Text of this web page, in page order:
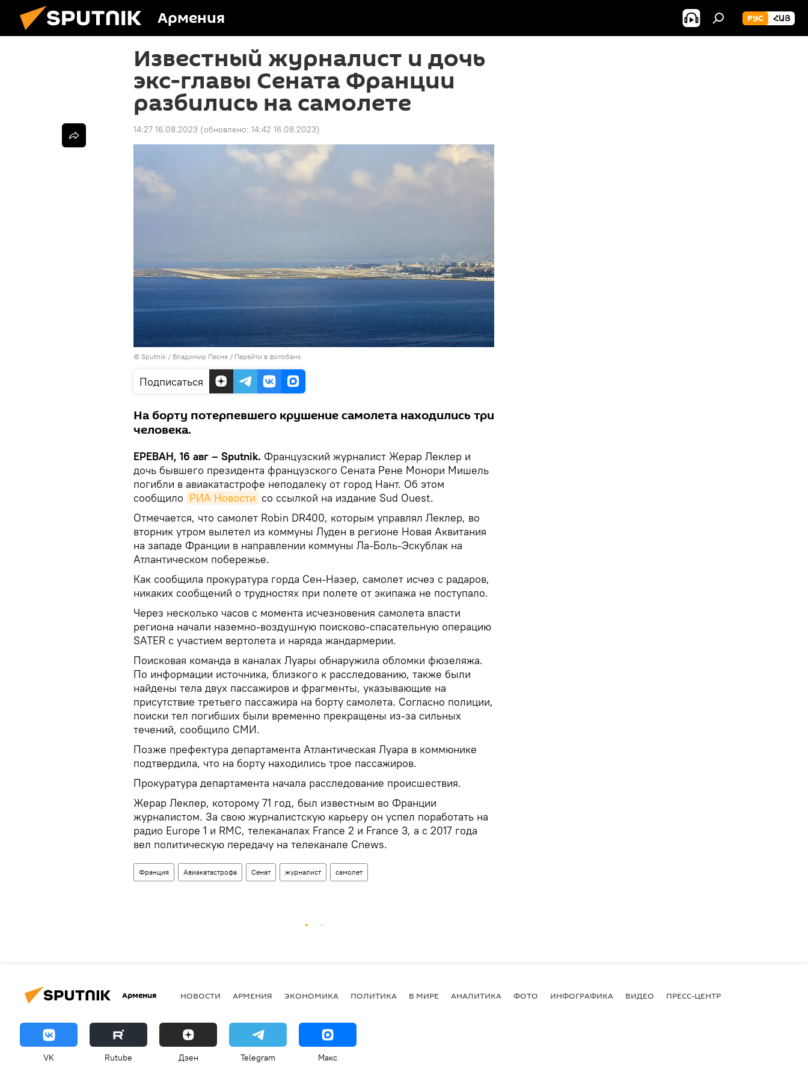
Армения РУС ՀԱՅ
Известный журналист и дочь
экс-главы Сената Франции
разбились на самолете
14:27 16.08.2023 (обновлено: 14:42 16.08.2023)
© Sputnik / Владимир Песня / Перейти в фотобанк
Подписаться
На борту потерпевшего крушение самолета находились три
человека.
ЕРЕВАН, 16 авг – Sputnik. Французский журналист Жерар Леклер и
дочь бывшего президента французского Сената Рене Монори Мишель
погибли в авиакатастрофе неподалеку от город Нант. Об этом
сообщило РИА Новости со ссылкой на издание Sud Ouest.
Отмечается, что самолет Robin DR400, которым управлял Леклер, во
вторник утром вылетел из коммуны Луден в регионе Новая Аквитания
на западе Франции в направлении коммуны Ла-Боль-Эскублак на
Атлантическом побережье.
Как сообщила прокуратура горда Сен-Назер, самолет исчез с радаров,
никаких сообщений о трудностях при полете от экипажа не поступало.
Через несколько часов с момента исчезновения самолета власти
региона начали наземно-воздушную поисково-спасательную операцию
SATER с участием вертолета и наряда жандармерии.
Поисковая команда в каналах Луары обнаружила обломки фюзеляжа.
По информации источника, близкого к расследованию, также были
найдены тела двух пассажиров и фрагменты, указывающие на
присутствие третьего пассажира на борту самолета. Согласно полиции,
поиски тел погибших были временно прекращены из-за сильных
течений, сообщило СМИ.
Позже префектура департамента Атлантическая Луара в коммюнике
подтвердила, что на борту находились трое пассажиров.
Прокуратура департамента начала расследование происшествия.
Жерар Леклер, которому 71 год, был известным во Франции
журналистом. За свою журналистскую карьеру он успел поработать на
радио Europe 1 и RMC, телеканалах France 2 и France 3, а с 2017 года
вел политическую передачу на телеканале Cnews.
Франция Авиакатастрофа Сенат журналист самолет
Армения НОВОСТИ АРМЕНИЯ ЭКОНОМИКА ПОЛИТИКА В МИРЕ АНАЛИТИКА ФОТО ИНФОГРАФИКА ВИДЕО ПРЕСС-ЦЕНТР
VK Rutube Дзен Telegram Макс